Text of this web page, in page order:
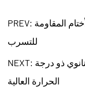
PREV: حشية ختم المطاط: مكون مفتاح للأختام المقاومة
للتسرب
NEXT: بحث وتطبيق حشو الجرافيت النانوي ذو درجة
الحرارة العالية